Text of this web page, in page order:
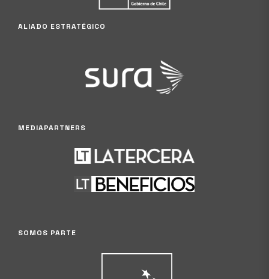
ALIADO ESTRATÉGICO
MEDIAPARTNERS
SOMOS PARTE